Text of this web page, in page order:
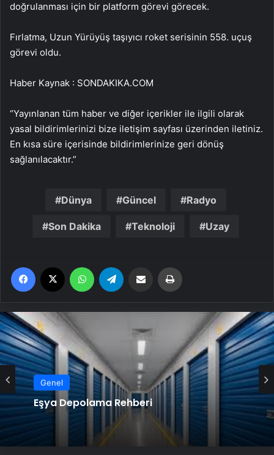
doğrulanması için bir platform görevi görecek.
Fırlatma, Uzun Yürüyüş taşıyıcı roket serisinin 558. uçuş
görevi oldu.
Haber Kaynak : SONDAKIKA.COM
“Yayınlanan tüm haber ve diğer içerikler ile ilgili olarak
yasal bildirimlerinizi bize iletişim sayfası üzerinden iletiniz.
En kısa süre içerisinde bildirimlerinize geri dönüş
sağlanılacaktır.”
Dünya Güncel Radyo
Son Dakika Teknoloji Uzay
Facebook WhatsApp Email'den paylaş
Genel
Eşya Depolama Rehberi